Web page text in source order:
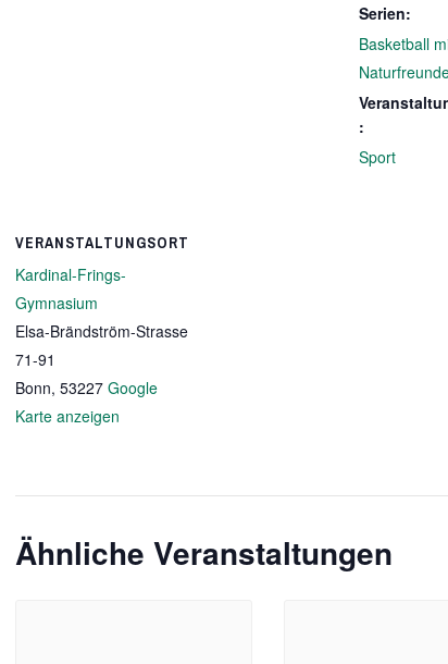
Serien:
Basketball
:
Sport
VERANSTALTUNGSORT
Kardinal-Frings-
Gymnasium
Elsa-Brändström-Strasse
71-91
Bonn, 53227 Google
Karte anzeigen
Ähnliche Veranstaltungen